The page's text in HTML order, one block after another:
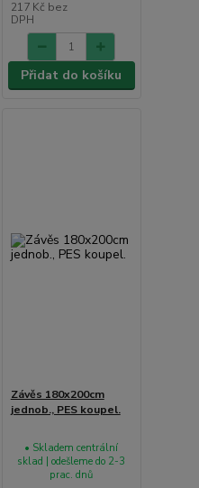
217 Kč bez
DPH
Přidat do košíku
Závěs 180x200cm
jednob., PES koupel.
• Skladem centrální
sklad | odešleme do 2-3
prac. dnů